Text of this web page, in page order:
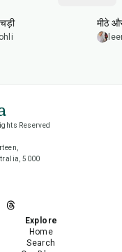
मीठे
Reserved
5000
Explore
Home
Search